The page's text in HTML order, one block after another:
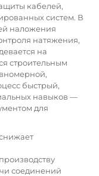
кабелей,
систем. В
наложения
натяжения,
на
строительным
быстрый,
навыков —
для
соединений